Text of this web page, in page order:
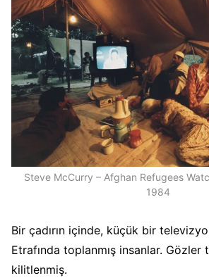
Steve McCurry – Afghan Refugees
1984
Bir çadırın içinde, küçük bir
Etrafında toplanmış insanlar.
kilitlenmiş.